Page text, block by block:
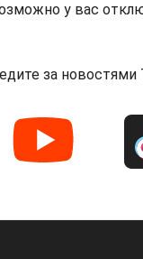
у вас
за новостями